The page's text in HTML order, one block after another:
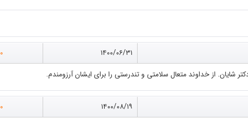
۱۴۰۰/۰۶/۳۱ 0
شایان. از خداوند متعال سلامتی و تندرستی را برای ایشان آرزومندم.
۱۴۰۰/۰۸/۱۹ 0